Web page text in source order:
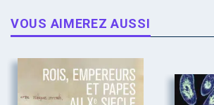
VOUS AIMEREZ AUSSI